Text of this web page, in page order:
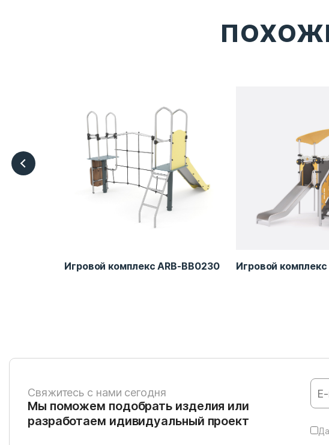
Игровой комплекс ARB-BB0230 Игровой
Свяжитесь с нами сегодня
Мы поможем подобрать изделия или
разработаем идивидуальный проект